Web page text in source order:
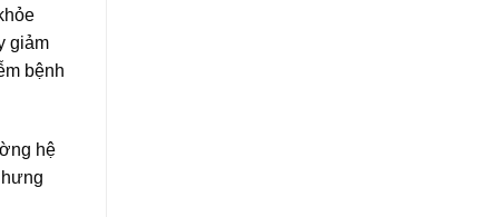
giảm
bệnh
hệ